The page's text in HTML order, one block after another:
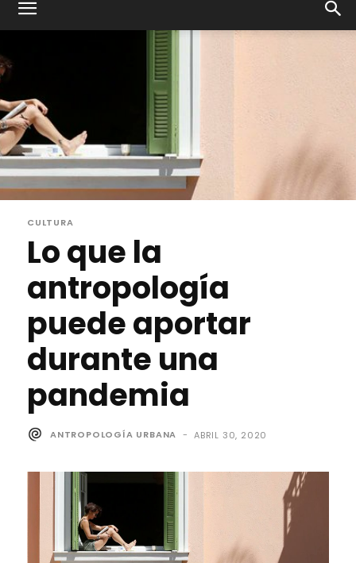
CULTURA
Lo que la
antropología
puede aportar
durante una
pandemia
ANTROPOLOGÍA URBANA - ABRIL 30, 2020